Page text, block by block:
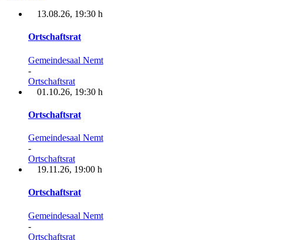
13.08.26, 19:30 h
Ortschaftsrat
Gemeindesaal Nemt
-
Ortschaftsrat
01.10.26, 19:30 h
Ortschaftsrat
Gemeindesaal Nemt
-
Ortschaftsrat
19.11.26, 19:00 h
Ortschaftsrat
Gemeindesaal Nemt
-
Ortschaftsrat